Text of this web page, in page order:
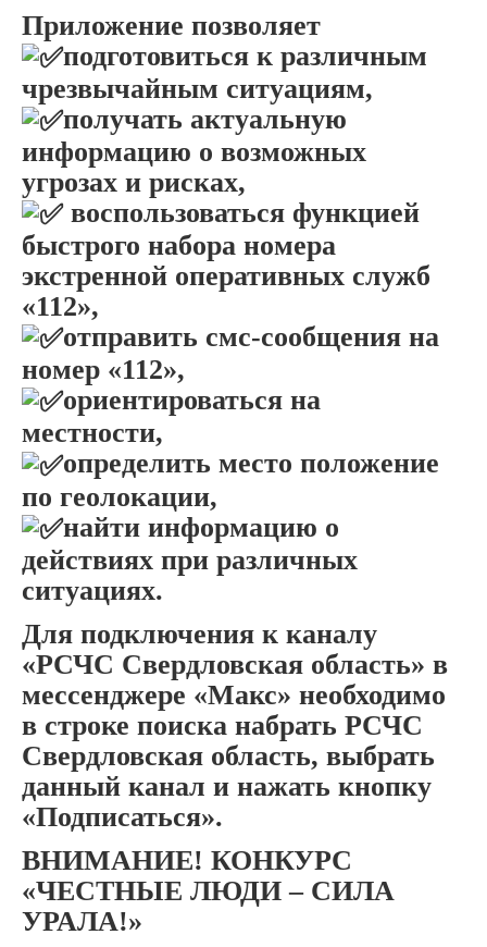
Приложение позволяет
подготовиться к различным
чрезвычайным ситуациям,
получать актуальную
информацию о возможных
угрозах и рисках,
воспользоваться функцией
быстрого набора номера
экстренной оперативных служб
«112»,
отправить смс-сообщения на
номер «112»,
ориентироваться на
местности,
определить место положение
по геолокации,
найти информацию о
действиях при различных
ситуациях.
Для подключения к каналу
«РСЧС Свердловская область» в
мессенджере «Макс» необходимо
в строке поиска набрать РСЧС
Свердловская область, выбрать
данный канал и нажать кнопку
«Подписаться».
ВНИМАНИЕ! КОНКУРС
«ЧЕСТНЫЕ ЛЮДИ – СИЛА
УРАЛА!»